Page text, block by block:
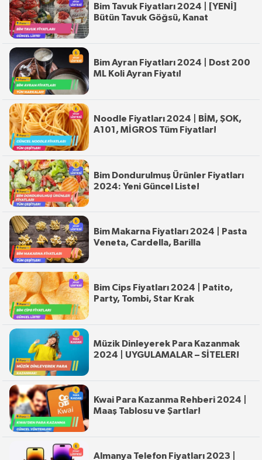
Bim Tavuk Fiyatları 2024 | [YENİ]
Bütün Tavuk Göğsü, Kanat
Bim Ayran Fiyatları 2024 | Dost 200
ML Koli Ayran Fiyatı!
Noodle Fiyatları 2024 | BİM, ŞOK,
A101, MİGROS Tüm Fiyatlar!
Bim Dondurulmuş Ürünler Fiyatları
2024: Yeni Güncel Liste!
Bim Makarna Fiyatları 2024 | Pasta
Veneta, Cardella, Barilla
Bim Cips Fiyatları 2024 | Patito,
Party, Tombi, Star Krak
Müzik Dinleyerek Para Kazanmak
2024 | UYGULAMALAR – SİTELER!
Kwai Para Kazanma Rehberi 2024 |
Maaş Tablosu ve Şartlar!
Almanya Telefon Fiyatları 2023 |